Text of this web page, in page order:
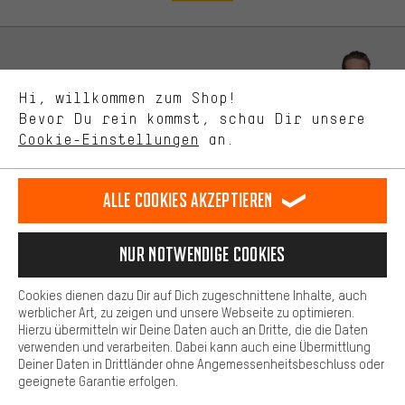
Terminbuchung
Kontaktformular
Unsere Datenschutzerklärung
Sprache"
DE EN ES FR
VERTRAG WIDERRUFEN Aachener Community Affiliateprogramm
Impressum Datenschutz Allgemeine Geschäftsbedingungen
Hi, willkommen zum Shop!
Bevor Du rein kommst, schau Dir unsere
Cookie-Einstellungen an.
Uns interessiert, was Du in unserem Shop suchst und brauchst.
selbst Einfluss auf die Verbesserung unserer Webseite und
unseres Shop-Angebots.
Dein Shopping-Erlebnis wird komfortabler. Mit Komfort-Cookies
stellen wir Verknüpfungen zu Social Media Plattformen her. So
können wir dir weitere nützliche Inhalte und Informationen zur
Verfügung stellen. Zudem hast du die Möglichkeit zusätzliche
Services zu nutzen, die es dir erleichtern die richtigen Produkte zu
finden. Beispielsweise bieten wir eine Chat-Funktion an, damit
Fragen schnell und unkompliziert beantwortet werden können.
Basis
Basis-Cookies gewährleisten, dass Du unsere Webseite
grundsätzlich nutzen kannst.
Alle Cookies akzeptieren
Nur Notwendige Cookies
Cookies dienen dazu Dir auf Dich zugeschnittene Inhalte, auch
werblicher Art, zu zeigen und unsere Webseite zu optimieren.
Hierzu übermitteln wir Deine Daten auch an Dritte, die die Daten
verwenden und verarbeiten. Dabei kann auch eine Übermittlung
Deiner Daten in Drittländer ohne Angemessenheitsbeschluss oder
geeignete Garantie erfolgen.